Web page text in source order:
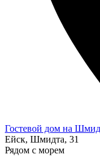
Гостевой дом на
Ейск, Шмидта, 31
Рядом с морем